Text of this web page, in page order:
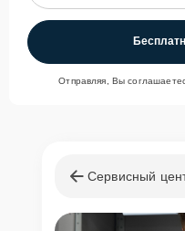
Отправляя, Вы
Сервисный